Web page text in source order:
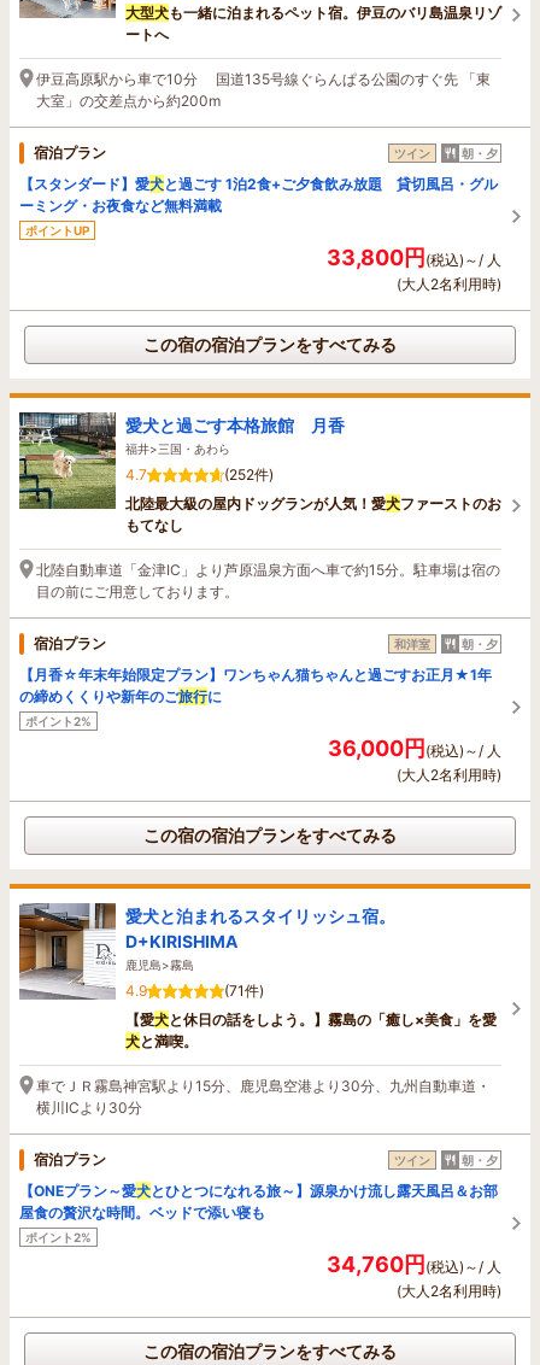
大型犬も一緒に泊まれるペット宿。伊豆のバリ島温泉リゾ
ートへ
伊豆高原駅から車で10分 国道135号線ぐらんぱる公園のすぐ先 「東
大室」の交差点から約200m
宿泊プラン ツイン 朝・夕
【スタンダード】愛犬と過ごす 1泊2食+ご夕食飲み放題 貸切風呂・グル
ーミング・お夜食など無料満載
ポイントUP
33,800円(税込)～/ 人
(大人2名利用時)
この宿の宿泊プランをすべてみる
愛犬と過ごす本格旅館 月香
福井>三国・あわら
4.7
(252件)
北陸最大級の屋内ドッグランが人気！愛犬ファーストのお
もてなし
北陸自動車道「金津IC」より芦原温泉方面へ車で約15分。駐車場は宿の
目の前にご用意しております。
宿泊プラン 和洋室 朝・夕
【月香☆年末年始限定プラン】ワンちゃん猫ちゃんと過ごすお正月★1年
の締めくくりや新年のご旅行に
ポイント2%
36,000円(税込)～/ 人
(大人2名利用時)
この宿の宿泊プランをすべてみる
愛犬と泊まれるスタイリッシュ宿。
D+KIRISHIMA
鹿児島>霧島
4.9
(71件)
【愛犬と休日の話をしよう。】霧島の「癒し×美食」を愛
犬と満喫。
車でＪＲ霧島神宮駅より15分、鹿児島空港より30分、九州自動車道・
横川ICより30分
宿泊プラン ツイン 朝・夕
【ONEプラン～愛犬とひとつになれる旅～】源泉かけ流し露天風呂＆お部
屋食の贅沢な時間。ベッドで添い寝も
ポイント2%
34,760円(税込)～/ 人
(大人2名利用時)
この宿の宿泊プランをすべてみる